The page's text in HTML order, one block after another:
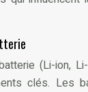
(Li-ion,
clés. Les